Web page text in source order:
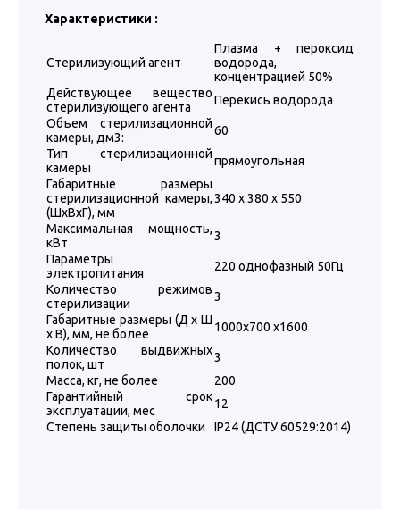
Характеристики :
Стерилизующий агент
Плазма + пероксид
водорода,
концентрацией 50%
Действующее вещество
стерилизующего агента
Перекись водорода
Объем стерилизационной
камеры, дм3:
60
Тип стерилизационной
камеры
прямоугольная
Габаритные размеры
стерилизационной камеры,
(ШхВхГ), мм
340 х 380 х 550
Максимальная мощность,
кВт
3
Параметры
электропитания
220 однофазный 50Гц
Количество режимов
стерилизации
3
Габаритные размеры (Д х Ш
х В), мм, не более
1000х700 х1600
Количество выдвижных
полок, шт
3
Масса, кг, не более
200
Гарантийный срок
эксплуатации, мес
12
Степень защиты оболочки
IP24 (ДСТУ 60529:2014)